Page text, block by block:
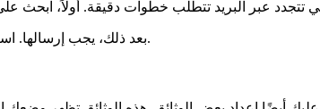
بعد ذلك، يجب إرسالها. استخدم إرسالًا عبر البريد المسجل. لا تنسَ طلب إشعار بالاستلام.